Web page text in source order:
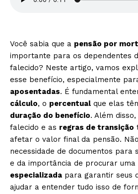
Você sabia que a pensão por
importante para os dependentes
falecido? Neste artigo, vamos
esse benefício, especialmente
aposentadas. É fundamental
cálculo, o percentual que elas
duração do benefício. Além disso,
falecido e as regras de transição
afetar o valor final da pensão.
necessidade de documentos para
e da importância de procurar uma
especializada para garantir seus
ajudar a entender tudo isso de